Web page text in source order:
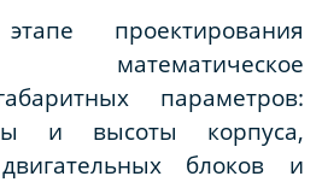
проектирования
математическое
параметров:
и высоты корпуса,
блоков и